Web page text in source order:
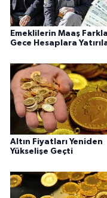
Emeklilerin Maaş
Gece Hesaplara
Altın Fiyatları Yeniden
Yükselişe Geçti